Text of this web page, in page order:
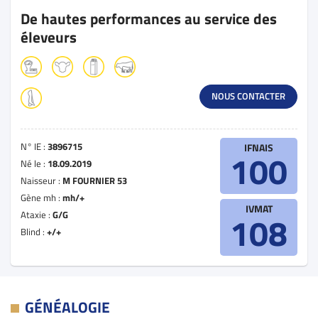
De hautes performances au service des
éleveurs
NOUS CONTACTER
N° IE : 3896715
Né le : 18.09.2019
Naisseur : M FOURNIER 53
Gène mh : mh/+
Ataxie : G/G
Blind : +/+
IFNAIS
100
IVMAT
108
GÉNÉALOGIE